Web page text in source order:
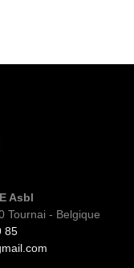
Asbl
Tournai - Belgique
85